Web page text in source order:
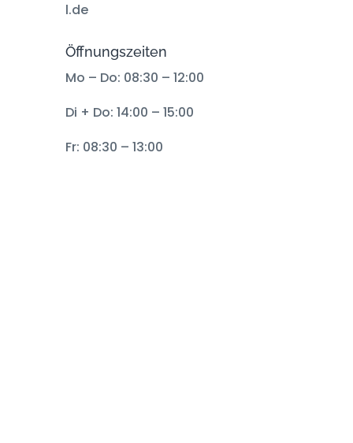
l.de
Öffnungszeiten
Mo – Do: 08:30 – 12:00
Di + Do: 14:00 – 15:00
Fr: 08:30 – 13:00